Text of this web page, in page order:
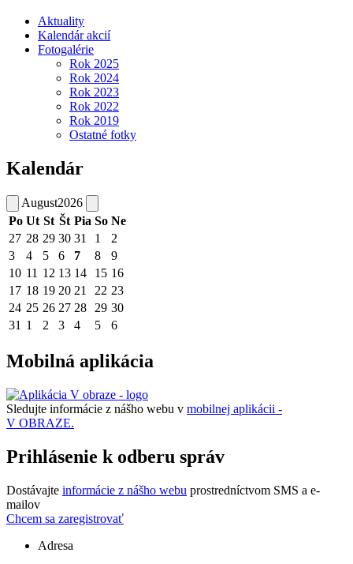
Aktuality
Kalendár akcií
Fotogalérie
Rok 2025
Rok 2024
Rok 2023
Rok 2022
Rok 2019
Ostatné fotky
Kalendár
August2026
Po Ut St Št Pia So Ne
27 28 29 30 31 1
2
3
4 5 6 7 8
9
10 11 12 13 14 15 16
17 18 19 20 21 22 23
24 25 26 27 28 29 30
31 1 2 3 4 5 6
Mobilná aplikácia
Sledujte informácie z nášho webu v mobilnej aplikácii -
V OBRAZE.
Prihlásenie k odberu správ
Dostávajte informácie z nášho webu prostredníctvom SMS a e-
mailov
Chcem sa zaregistrovať
Adresa